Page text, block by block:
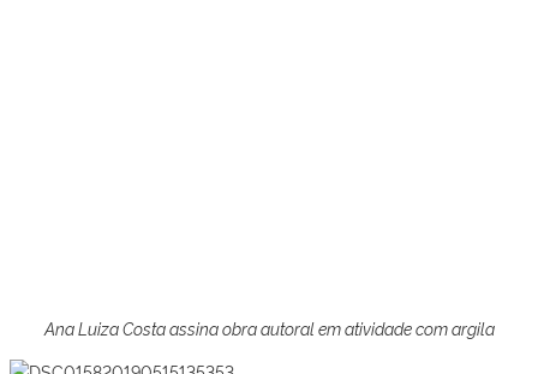
Ana Luiza Costa assina obra autoral em atividade com argila